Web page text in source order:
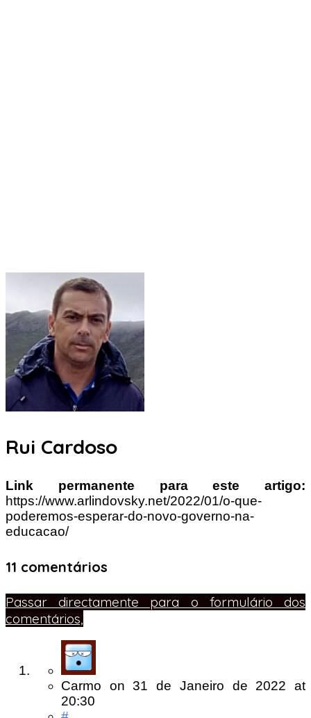
Rui Cardoso
Link permanente para este artigo:
https://www.arlindovsky.net/2022/01/o-que-
poderemos-esperar-do-novo-governo-na-
educacao/
11 comentários
Passar directamente para o formulário dos
comentários,
Carmo on31 de Janeiro de 2022at
20:30